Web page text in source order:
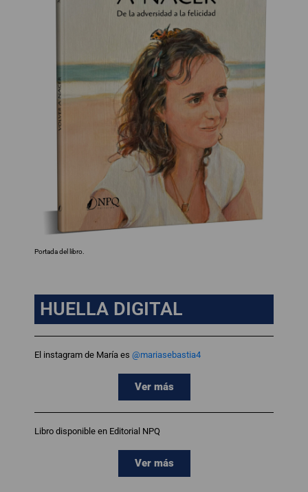
Portada del libro.
HUELLA DIGITAL
El instagram de María es @mariasebastia4
Ver más
Libro disponible en Editorial NPQ
Ver más